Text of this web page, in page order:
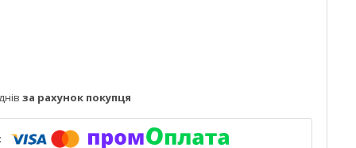
за рахунок покупця